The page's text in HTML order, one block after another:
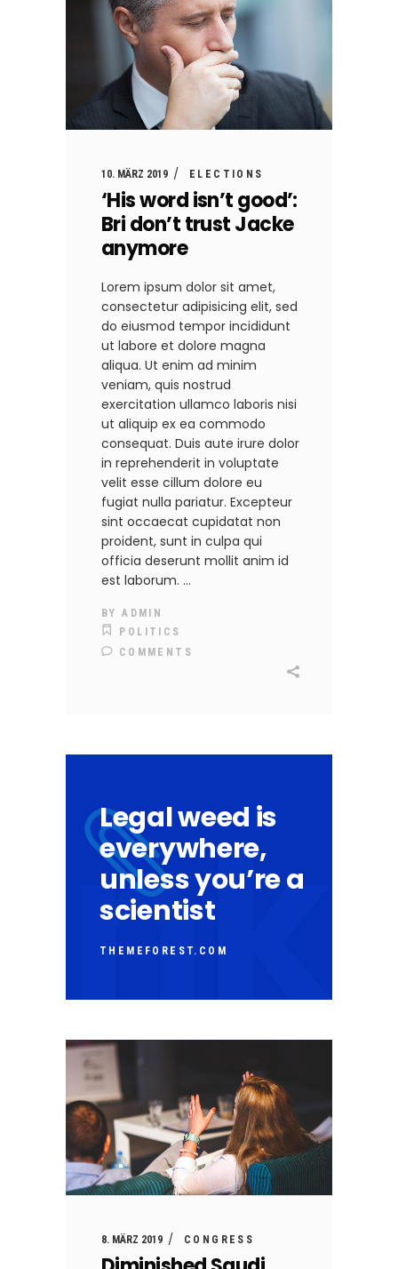
10. MÄRZ 2019 ELECTIONS
‘His word isn’t good’:
Bri don’t trust Jacke
anymore
Lorem ipsum dolor sit amet,
consectetur adipisicing elit, sed
do eiusmod tempor incididunt
ut labore et dolore magna
aliqua. Ut enim ad minim
veniam, quis nostrud
exercitation ullamco laboris nisi
ut aliquip ex ea commodo
consequat. Duis aute irure dolor
in reprehenderit in voluptate
velit esse cillum dolore eu
fugiat nulla pariatur. Excepteur
sint occaecat cupidatat non
proident, sunt in culpa qui
officia deserunt mollit anim id
est laborum.
BYADMIN
POLITICS
COMMENTS
Legal weed is
everywhere,
unless you’re a
scientist
THEMEFOREST.COM
8. MÄRZ 2019 CONGRESS